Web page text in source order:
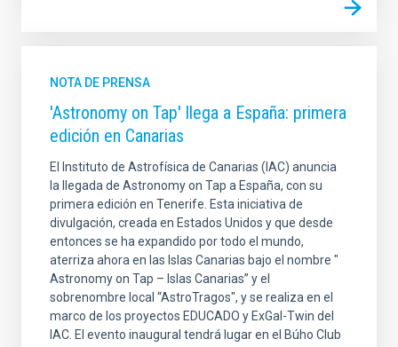
NOTA DE PRENSA
'Astronomy on Tap' llega a España: primera
edición en Canarias
El Instituto de Astrofísica de Canarias (IAC) anuncia
la llegada de Astronomy on Tap a España, con su
primera edición en Tenerife. Esta iniciativa de
divulgación, creada en Estados Unidos y que desde
entonces se ha expandido por todo el mundo,
aterriza ahora en las Islas Canarias bajo el nombre "
Astronomy on Tap – Islas Canarias” y el
sobrenombre local “AstroTragos", y se realiza en el
marco de los proyectos EDUCADO y ExGal-Twin del
IAC. El evento inaugural tendrá lugar en el Búho Club